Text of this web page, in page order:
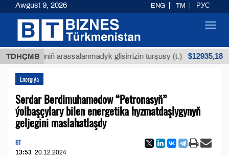
TDHÇMBarassalanmadyk glisirrizin turşusy (t.) $12935,18
Energiýa
Serdar Berdimuhamedow “Petronasyň”
ýolbaşçylary bilen energetika hyzmatdaşlygynyň
geljegini maslahatlaşdy
BT
13:53 20.12.2024
Awgust 9, 2026 ENG TM РУС